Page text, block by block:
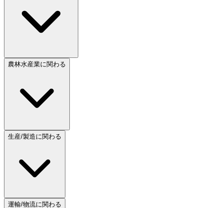
農林水産業に関わる
生産/製造に関わる
運輸/物流に関わる